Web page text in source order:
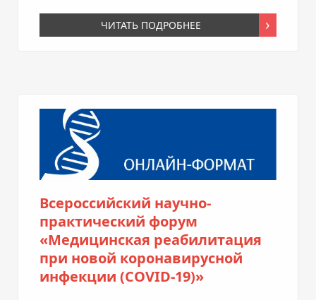
ЧИТАТЬ ПОДРОБНЕЕ
Всероссийский научно-
практический форум
«Медицинская реабилитация
при новой коронавирусной
инфекции (COVID-19)»